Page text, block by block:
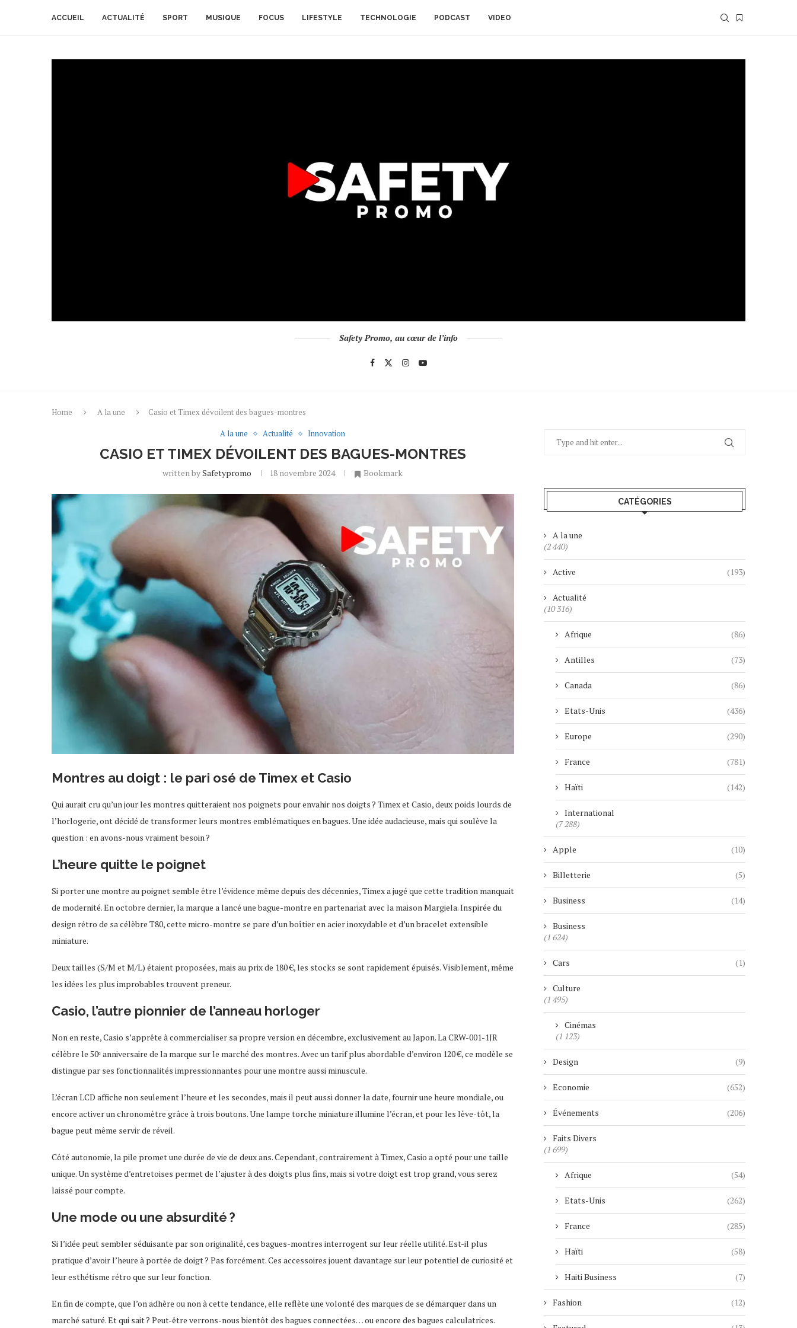
ACCUEIL ACTUALITÉ SPORT MUSIQUE FOCUS LIFESTYLE TECHNOLOGIE PODCAST VIDEO
Safety Promo, au cœur de l’info
Home A la une
Casio et Timex dévoilent des bagues-montres
A la une
Actualité Innovation
CASIO ET TIMEX DÉVOILENT DES BAGUES-MONTRES
written bySafetypromo 18 novembre 2024 Bookmark
Montres au doigt : le pari osé de Timex et Casio
Qui aurait cru qu’un jour les montres quitteraient nos poignets pour envahir nos doigts ? Timex et Casio, deux poids lourds de
l’horlogerie, ont décidé de transformer leurs montres emblématiques en bagues. Une idée audacieuse, mais qui soulève la
question : en avons-nous vraiment besoin ?
L’heure quitte le poignet
Si porter une montre au poignet semble être l’évidence même depuis des décennies, Timex a jugé que cette tradition manquait
de modernité. En octobre dernier, la marque a lancé une bague-montre en partenariat avec la maison Margiela. Inspirée du
design rétro de sa célèbre T80, cette micro-montre se pare d’un boîtier en acier inoxydable et d’un bracelet extensible
miniature.
Deux tailles (S/M et M/L) étaient proposées, mais au prix de 180 €, les stocks se sont rapidement épuisés. Visiblement, même
les idées les plus improbables trouvent preneur.
Casio, l’autre pionnier de l’anneau horloger
Non en reste, Casio s’apprête à commercialiser sa propre version en décembre, exclusivement au Japon. La CRW-001-1JR
célèbre le 50ᵉ anniversaire de la marque sur le marché des montres. Avec un tarif plus abordable d’environ 120 €, ce modèle se
distingue par ses fonctionnalités impressionnantes pour une montre aussi minuscule.
L’écran LCD affiche non seulement l’heure et les secondes, mais il peut aussi donner la date, fournir une heure mondiale, ou
encore activer un chronomètre grâce à trois boutons. Une lampe torche miniature illumine l’écran, et pour les lève-tôt, la
bague peut même servir de réveil.
Côté autonomie, la pile promet une durée de vie de deux ans. Cependant, contrairement à Timex, Casio a opté pour une taille
unique. Un système d’entretoises permet de l’ajuster à des doigts plus fins, mais si votre doigt est trop grand, vous serez
laissé pour compte.
Une mode ou une absurdité ?
Si l’idée peut sembler séduisante par son originalité, ces bagues-montres interrogent sur leur réelle utilité. Est-il plus
pratique d’avoir l’heure à portée de doigt ? Pas forcément. Ces accessoires jouent davantage sur leur potentiel de curiosité et
leur esthétisme rétro que sur leur fonction.
En fin de compte, que l’on adhère ou non à cette tendance, elle reflète une volonté des marques de se démarquer dans un
marché saturé. Et qui sait ? Peut-être verrons-nous bientôt des bagues connectées… ou encore des bagues calculatrices.
CATÉGORIES
A la une
(2 440)
Active (193)
Actualité
(10 316)
Afrique (86)
Antilles (73)
Canada (86)
Etats-Unis (436)
Europe (290)
France (781)
Haïti (142)
International
(7 288)
Apple (10)
Billetterie (5)
Business (14)
Business
(1 624)
Cars (1)
Culture
(1 495)
Cinémas
(1 123)
Design (9)
Economie (652)
Événements (206)
Faits Divers
(1 699)
Afrique (54)
Etats-Unis (262)
France (285)
Haïti (58)
Haiti Business (7)
Fashion (12)